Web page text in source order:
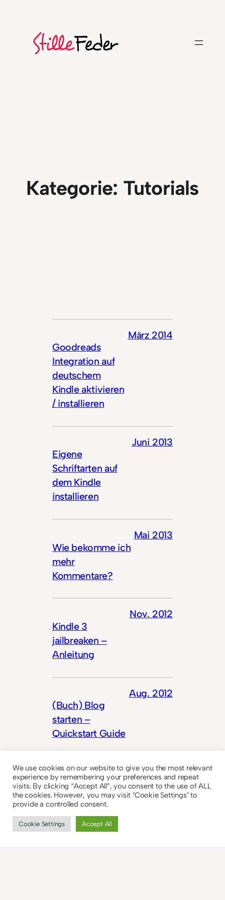
springen
Kategorie: Tutorials
Goodreads
Integration auf
deutschem
Kindle aktivieren
/ installieren
März 2014
Eigene
Schriftarten auf
dem Kindle
installieren
Juni 2013
Wie bekomme ich
mehr
Kommentare?
Mai 2013
Kindle 3
jailbreaken –
Anleitung
Nov. 2012
(Buch) Blog
starten –
Quickstart Guide
Aug. 2012
We use cookies on our website to give you the most relevant
experience by remembering your preferences and repeat
visits. By clicking “Accept All”, you consent to the use of ALL
the cookies. However, you may visit "Cookie Settings" to
provide a controlled consent.
Cookie Settings Accept All